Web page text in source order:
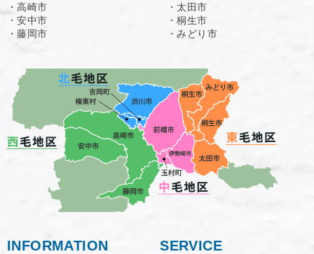
・高崎市
・安中市
・藤岡市
・太田市
・桐生市
・みどり市
INFORMATION SERVICE